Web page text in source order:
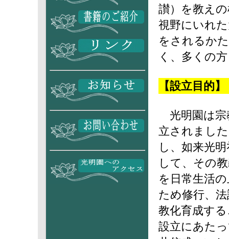
讃）を教え
視野にいれ
をされるか
く、多くの
【設立目的】
光明園は宗
立されまし
し、如来光
して、その
を日常生活
ため修行、
教化育成す
設立にあた